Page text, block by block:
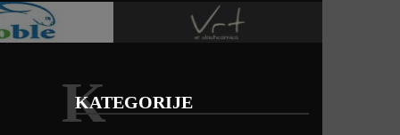
KATEGORIJE
K